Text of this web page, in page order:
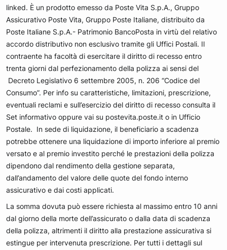
linked. È un prodotto emesso da Poste Vita S.p.A., Gruppo
Assicurativo Poste Vita, Gruppo Poste Italiane, distribuito da
Poste Italiane S.p.A.- Patrimonio BancoPosta in virtù del relativo
accordo distributivo non esclusivo tramite gli Uffici Postali. Il
contraente ha facoltà di esercitare il diritto di recesso entro
trenta giorni dal perfezionamento della polizza ai sensi del
Decreto Legislativo 6 settembre 2005, n. 206 “Codice del
Consumo”. Per info su caratteristiche, limitazioni, prescrizione,
eventuali reclami e sull’esercizio del diritto di recesso consulta il
Set informativo oppure vai su postevita.poste.it o in Ufficio
Postale. In sede di liquidazione, il beneficiario a scadenza
potrebbe ottenere una liquidazione di importo inferiore al premio
versato e al premio investito perché le prestazioni della polizza
dipendono dal rendimento della gestione separata,
dall’andamento del valore delle quote del fondo interno
assicurativo e dai costi applicati.
La somma dovuta può essere richiesta al massimo entro 10 anni
dal giorno della morte dell’assicurato o dalla data di scadenza
della polizza, altrimenti il diritto alla prestazione assicurativa si
estingue per intervenuta prescrizione. Per tutti i dettagli sul